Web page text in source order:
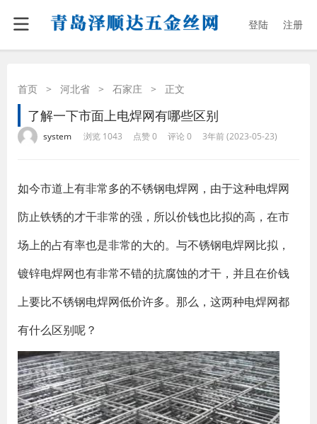
登陆 注册
首页 > 河北省 > 石家庄 > 正文
了解一下市面上电焊网有哪些区别
system 浏览 1043 点赞 0 评论 0 3年前 (2023-05-23)
如今市道上有非常多的不锈钢电焊网，由于这种电焊网
防止铁锈的才干非常的强，所以价钱也比拟的高，在市
场上的占有率也是非常的大的。与不锈钢电焊网比拟，
镀锌电焊网也有非常不错的抗腐蚀的才干，并且在价钱
上要比不锈钢电焊网低价许多。那么，这两种电焊网都
有什么区别呢？